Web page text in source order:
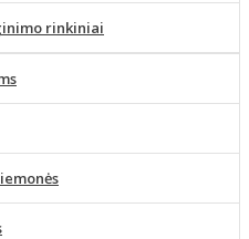
rinkiniai